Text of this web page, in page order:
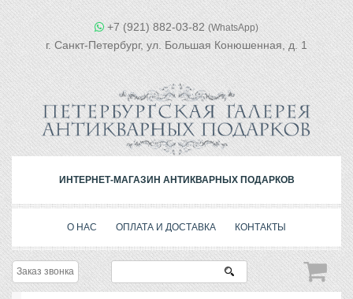
+7 (921) 882-03-82 (WhatsApp)
г. Санкт-Петербург, ул. Большая Конюшенная, д. 1
ИНТЕРНЕТ-МАГАЗИН АНТИКВАРНЫХ ПОДАРКОВ
О НАС ОПЛАТА И ДОСТАВКА КОНТАКТЫ
Заказ звонка